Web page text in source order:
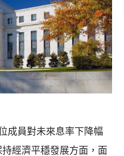
成員對未來息率下降幅
經濟平穩發展方面，面